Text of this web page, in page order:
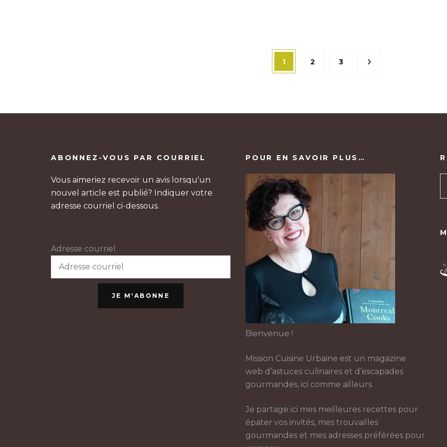
Page
1 Page
2 Page
3
ABONNEZ-VOUS PAR COURRIEL
Vous aimeriez recevoir un avis lorsqu'un
nouvel article est publié? Indiquer votre
adresse courriel ci-dessous.
Adresse courriel
JE M'ABONNE
POUR EN SAVOIR PLUS…
Bienvenue !
Mission Cuisine Urbaine est un magazine
web d’astuces culinaires et d’escapades
gourmandes, ici comme ailleurs.
Je partage ici mes meilleures recettes pour
épater vos invités, mes trouvailles
gourmandes et mes adresses préférées pour